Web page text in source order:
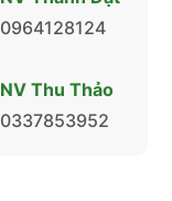
0964128124
NV Thu Thảo
0337853952